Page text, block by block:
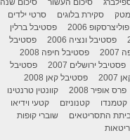
סיכום העשור
סיכום שנה
סקירת בלוגים
סרטי ילדים
פוליצרסקופ 2006
פסטיבל ברלין
פסטיבל ונציה 2006
פסטיבל
פסטיבל חיפה 2008
פסטיבל ירושלים 2007
פסטיבל
פסטיבל קאן 2008
פרס אופיר 2008
קוונטין טרנטינו
קטמנדו קטנוניזם
קטעי וידיאו
התסריטאים
שוברי קופות